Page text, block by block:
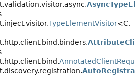
TypeElementVisitor<C,